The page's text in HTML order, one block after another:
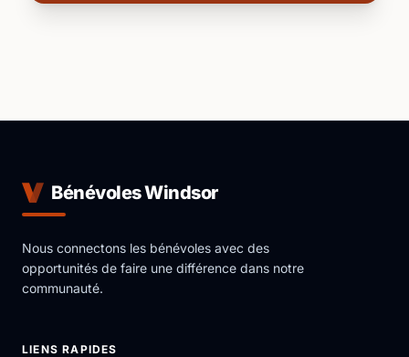
Bénévoles Windsor
Nous connectons les bénévoles avec des
opportunités de faire une différence dans notre
communauté.
LIENS RAPIDES